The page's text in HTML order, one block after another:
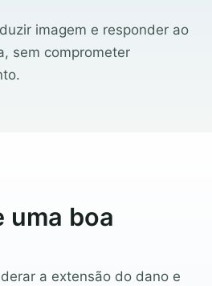
imagem e responder ao
sem comprometer
uma boa
a extensão do dano e